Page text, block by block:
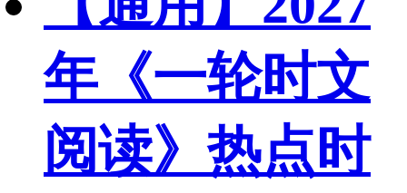
年《一轮时文
阅读》热点时